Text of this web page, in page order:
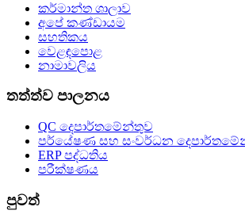
කර්මාන්ත ශාලාව
අපේ කණ්ඩායම
සහතිකය
වෙළඳපොළ
නාමාවලිය
තත්ත්ව පාලනය
QC දෙපාර්තමේන්තුව
පර්යේෂණ සහ සංවර්ධන
ERP පද්ධතිය
පරීක්ෂණය
පුවත්